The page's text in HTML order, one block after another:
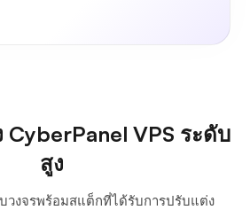
VPS ระดับ
สูง
งจรพร้อมสแต็กที่ได้รับการปรับแต่ง